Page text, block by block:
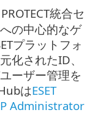
統合セ
の中心的なゲ
プラットフォ
化されたID、
ーザー管理を
はESET
Administrator